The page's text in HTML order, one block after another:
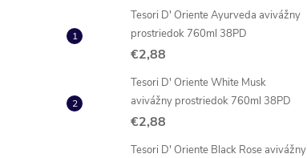
Tesori D' Oriente Ayurveda avivážny
prostriedok 760ml 38PD
€2,88
Tesori D' Oriente White Musk
avivážny prostriedok 760ml 38PD
€2,88
Tesori D' Oriente Black Rose avivážny